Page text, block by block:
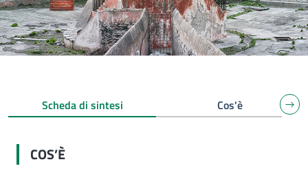
Scheda di sintesi Cos'è
COS’È